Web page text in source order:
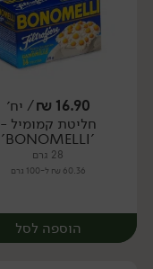
יח׳
16.90
₪/ יח׳
חליטת קמומיל -
'BONOMELLI'
28 גרם
60.36 ₪ ל-100 גרם
הוספה לסל